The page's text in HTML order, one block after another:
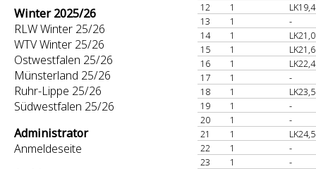
Winter 2025/26
RLW Winter 25/26
WTV Winter 25/26
Ostwestfalen 25/26
Münsterland 25/26
Ruhr-Lippe 25/26
Südwestfalen 25/26
Administrator
Anmeldeseite
12
1
LK19,4
13
1
-
14
1
LK21,0
15
1
LK21,6
16
1
LK22,4
17
1
-
18
1
LK23,5
19
1
-
20
1
-
21
1
LK24,5
22
1
-
23
1 -